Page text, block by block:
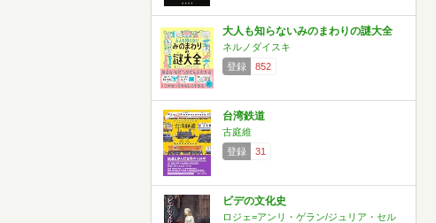
大人も知らないみのまわりの謎大全
ネルノダイスキ
登録
852
台湾鉄道
古庭維
登録
31
ビデの文化史
ロジェ=アンリ・ゲラン/ジュリア・セル